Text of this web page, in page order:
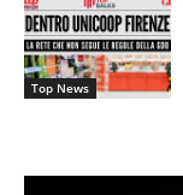
Top News